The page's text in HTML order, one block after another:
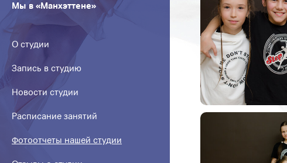
Мы в «Манхэттене»
О студии
Запись в студию
Новости студии
Расписание занятий
Фотоотчеты нашей студии